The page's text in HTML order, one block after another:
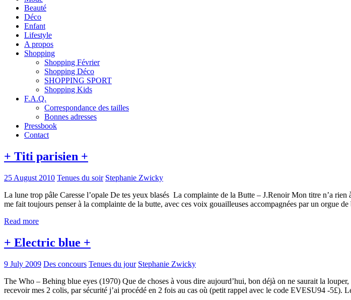
Beauté
Déco
Enfant
Lifestyle
A propos
Shopping
Shopping Février
Shopping Déco
SHOPPING SPORT
Shopping Kids
F.A.Q.
Correspondance des tailles
Bonnes adresses
Pressbook
Contact
+ Titi parisien +
25 August 2010 Tenues du soir Stephanie Zwicky
La lune trop pâle Caresse l’opale De tes yeux blasés La complainte de la Butte – J.Renoir Mon titre n’a
me fait toujours penser à la complainte de la butte, avec ces voix gouailleuses accompagnées par un orgue
Read more
+ Electric blue +
9 July 2009 Des concours Tenues du jour Stephanie Zwicky
The Who – Behing blue eyes (1970) Que de choses à vous dire aujourd’hui, bon déjà on ne saurait la
recevoir mes 2 colis, par sécurité j’ai procédé en 2 fois au cas où (petit rappel avec le code EVESU94 -5£).